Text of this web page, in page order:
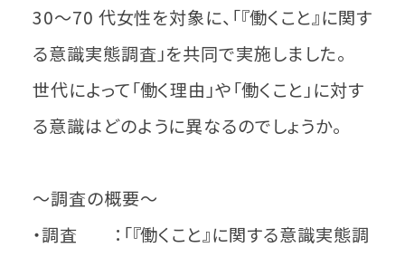
30～70 代女性を対象に、「『働くこと』に関す
る意識実態調査」を共同で実施しました。
世代によって「働く理由」や「働くこと」に対す
る意識はどのように異なるのでしょうか。
～調査の概要～
・調査 ：「『働くこと』に関する意識実態調